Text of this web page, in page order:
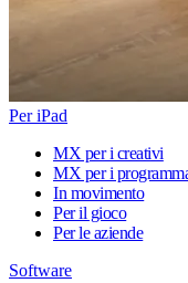
Per iPad
MX per i creativi
MX per i
In movimento
Per il gioco
Per le aziende
Software